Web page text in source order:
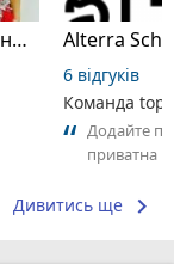
Hot Arabian Dance, школа східного танцю
6 відгуків
Команда
Додайте
приватна
Дивитись ще keyboard_arrow_right